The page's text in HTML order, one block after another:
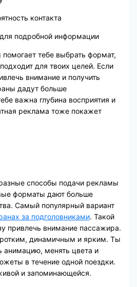
контакта
подробной информации
тебе выбрать формат,
для твоих целей. Если
внимание и получить
дадут больше
важна глубина восприятия и
реклама тоже покажет
способы подачи рекламы
форматы дают больше
Самый популярный вариант
за подголовниками. Такой
привлечь внимание пассажира.
динамичным и ярким. Ты
анимацию, менять цвета и
в течение одной поездки.
и запоминающейся.